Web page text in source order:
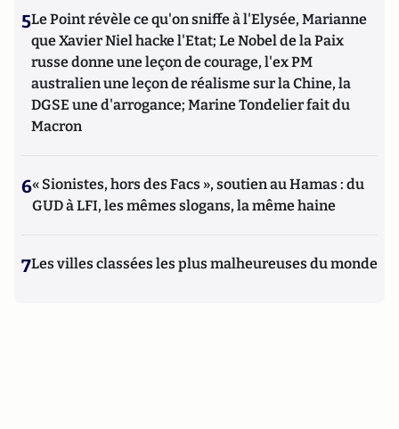
5Le Point révèle ce qu'on sniffe à l'Elysée, Marianne
que Xavier Niel hacke l'Etat; Le Nobel de la Paix
russe donne une leçon de courage, l'ex PM
australien une leçon de réalisme sur la Chine, la
DGSE une d'arrogance; Marine Tondelier fait du
Macron
6« Sionistes, hors des Facs », soutien au Hamas : du
GUD à LFI, les mêmes slogans, la même haine
7Les villes classées les plus malheureuses du monde